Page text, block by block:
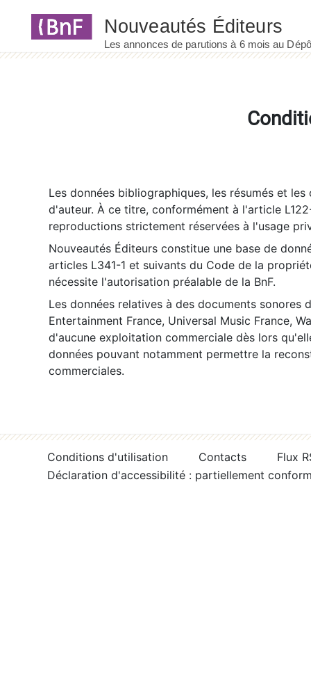
Les données bibliographiques, les résumés et
d'auteur. À ce titre, conformément à l'article
reproductions strictement réservées à l'usage
Nouveautés Éditeurs constitue une base de
articles L341-1 et suivants du Code de la
nécessite l'autorisation préalable de la BnF.
Les données relatives à des documents sonores
Entertainment France, Universal Music France,
d'aucune exploitation commerciale dès lors
données pouvant notamment permettre la
commerciales.
Conditions d'utilisation Contacts
Flux
Déclaration d'accessibilité : partiellement